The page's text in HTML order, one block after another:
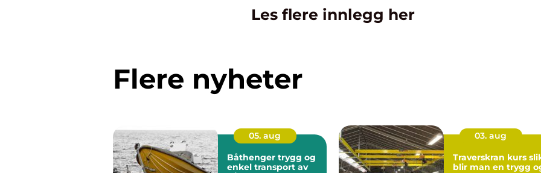
Les flere innlegg her
Flere nyheter
05. aug
Båthenger trygg og
enkel transport av
03. aug
Traverskran kurs slik
blir man en trygg